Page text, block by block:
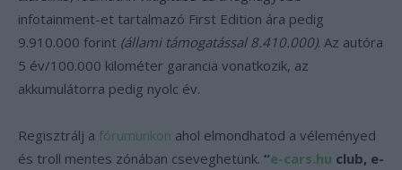
infotainment-et tartalmazó First Edition ára pedig
9.910.000 forint (állami támogatással 8.410.000). Az autóra
5 év/100.000 kilométer garancia vonatkozik, az
akkumulátorra pedig nyolc év.
Regisztrálj a fórumunkon ahol elmondhatod a véleményed
és troll mentes zónában cseveghetünk. “e-cars.hu club, e-